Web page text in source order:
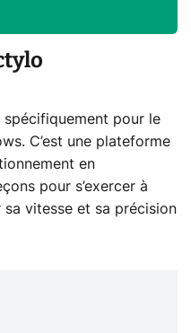
pour le
C’est une plateforme
en
pour s’exercer à
sa vitesse et sa précision